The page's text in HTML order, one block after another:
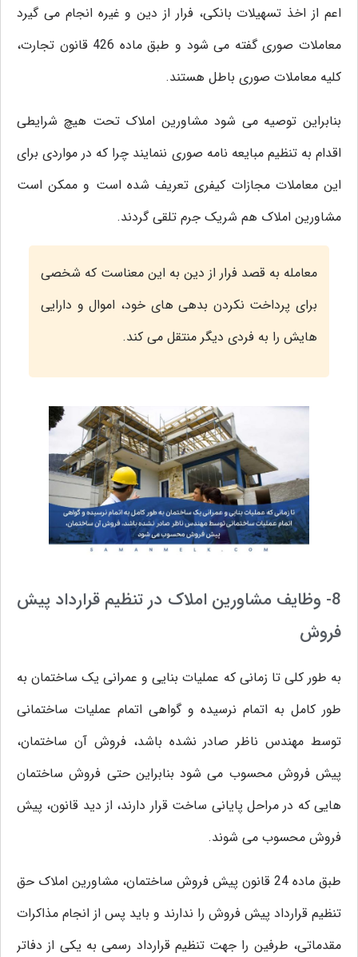
اعم از اخذ تسهیلات بانکی، فرار از دین و غیره انجام می گیرد
معاملات صوری گفته می شود و طبق ماده 426 قانون تجارت،
کلیه معاملات صوری باطل هستند.
بنابراین توصیه می شود مشاورین املاک تحت هیچ شرایطی
اقدام به تنظیم مبایعه نامه صوری ننمایند چرا که در مواردی برای
این معاملات مجازات کیفری تعریف شده است و ممکن است
مشاورین املاک هم شریک جرم تلقی گردند.
معامله به قصد فرار از دین به این معناست که شخصی
برای پرداخت نکردن بدهی های خود، اموال و دارایی
هایش را به فردی دیگر منتقل می کند.
8- وظایف مشاورین املاک در تنظیم قرارداد پیش
فروش
به طور کلی تا زمانی که عملیات بنایی و عمرانی یک ساختمان به
طور کامل به اتمام نرسیده و گواهی اتمام عملیات ساختمانی
توسط مهندس ناظر صادر نشده باشد، فروش آن ساختمان،
پیش فروش محسوب می شود بنابراین حتی فروش ساختمان
هایی که در مراحل پایانی ساخت قرار دارند، از دید قانون، پیش
فروش محسوب می شوند.
طبق ماده 24 قانون پیش فروش ساختمان، مشاورین املاک حق
تنظیم قرارداد پیش فروش را ندارند و باید پس از انجام مذاکرات
مقدماتی، طرفین را جهت تنظیم قرارداد رسمی به یکی از دفاتر